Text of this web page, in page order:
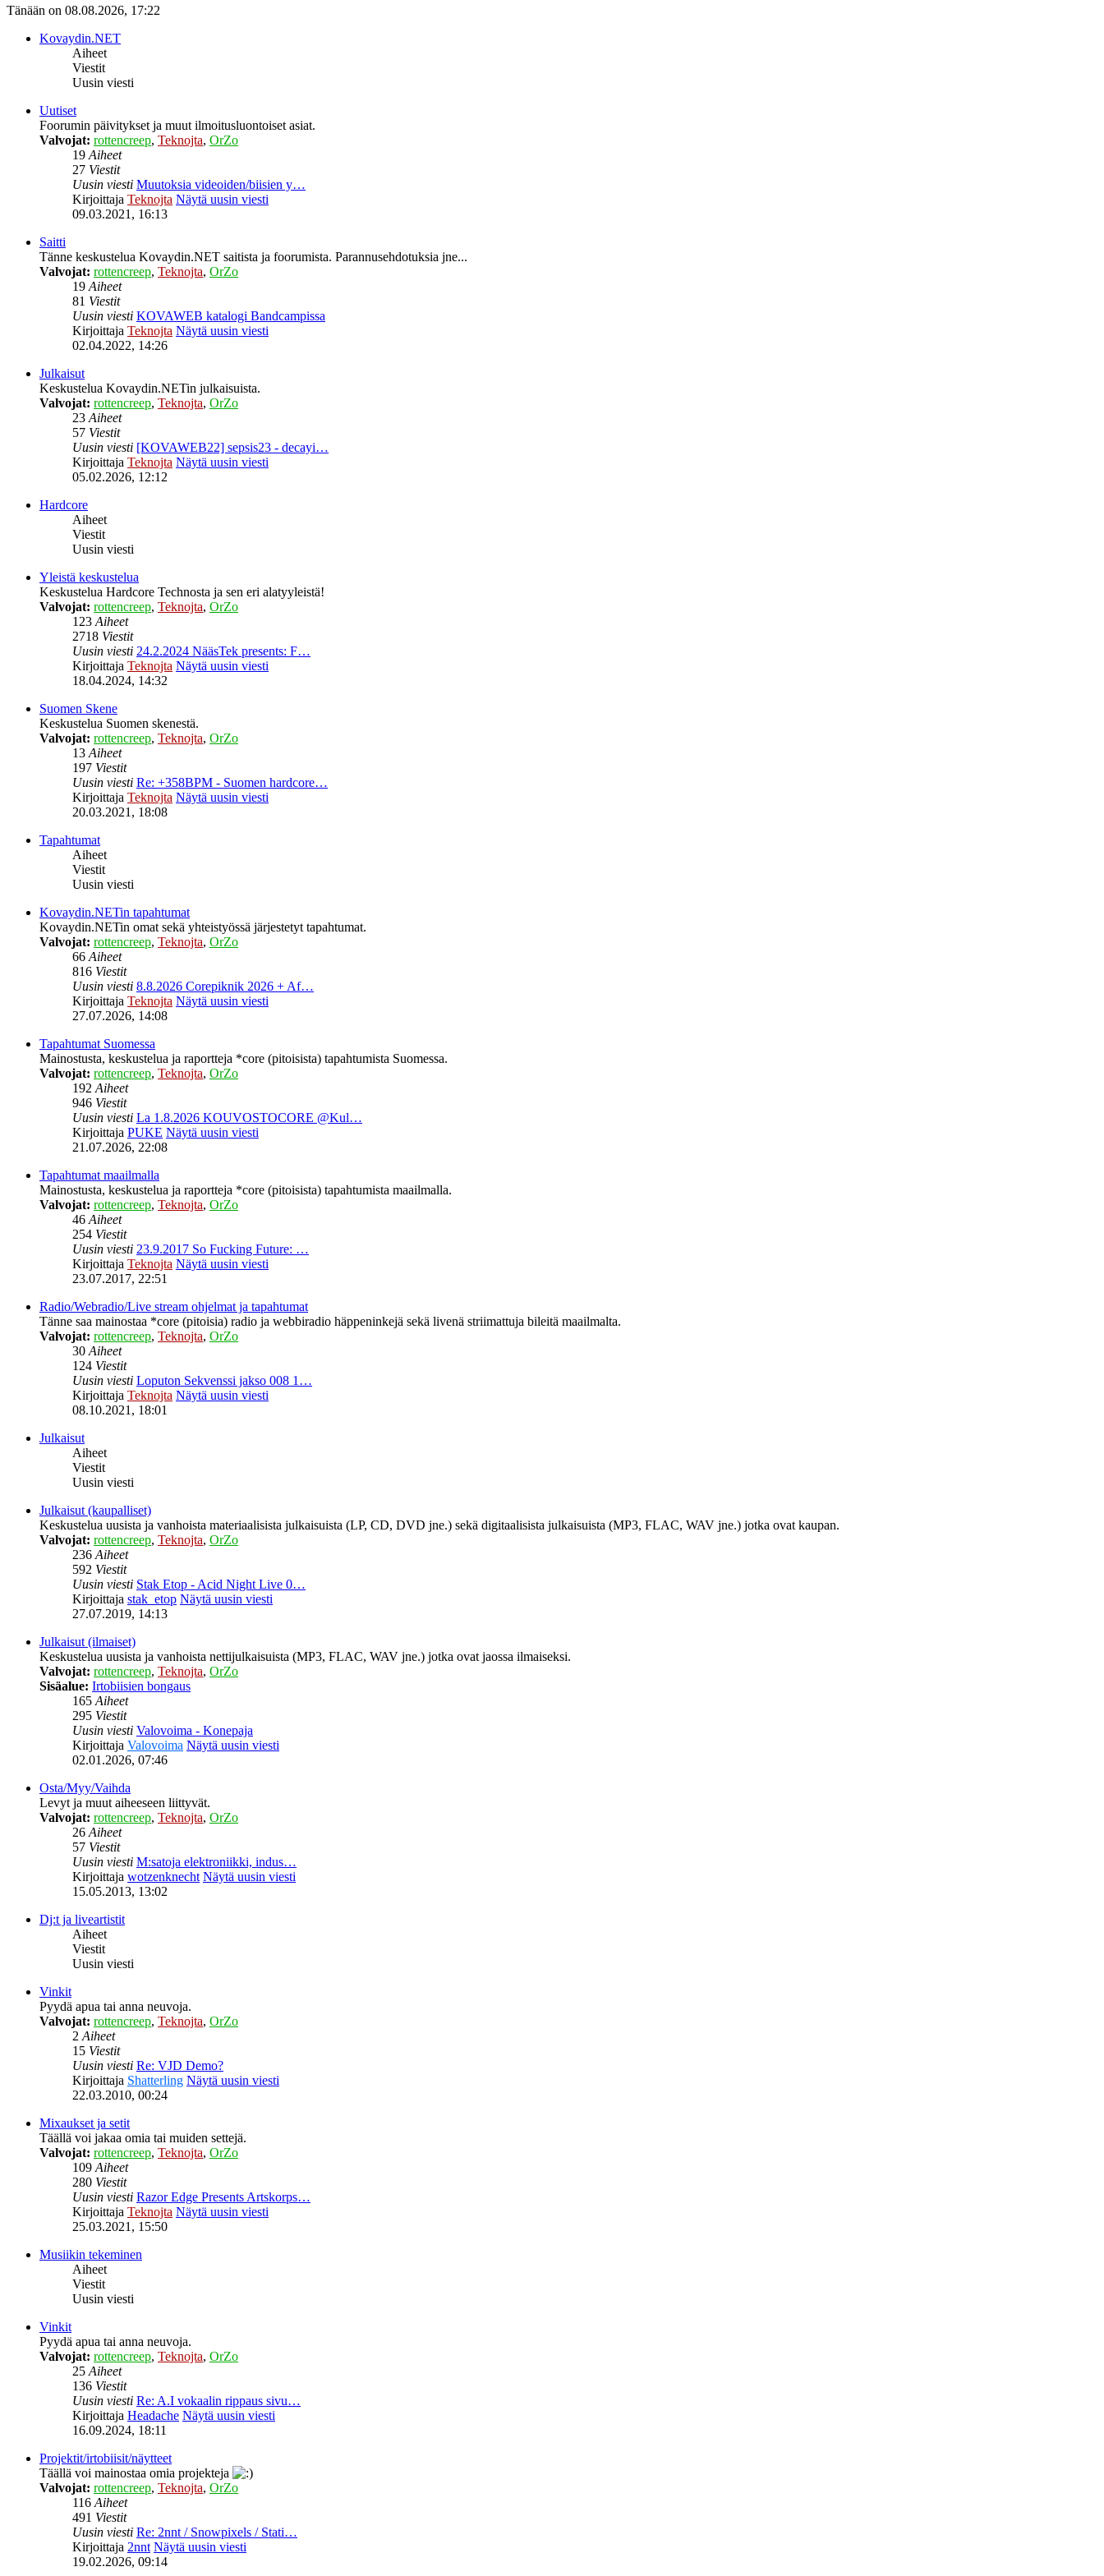
Tänään on 08.08.2026, 17:22
Kovaydin.NET
Aiheet
Viestit
Uusin viesti
Uutiset
Foorumin päivitykset ja muut ilmoitusluontoiset asiat.
Valvojat: rottencreep, Teknojta, OrZo
19Aiheet
27 Viestit
Uusin viesti Muutoksia videoiden/biisien y…
Kirjoittaja Teknojta Näytä uusin viesti
09.03.2021, 16:13
Saitti
Tänne keskustelua Kovaydin.NET saitista ja foorumista. Parannusehdotuksia jne...
Valvojat: rottencreep, Teknojta, OrZo
19Aiheet
81 Viestit
Uusin viesti KOVAWEB katalogi Bandcampissa
Kirjoittaja Teknojta Näytä uusin viesti
02.04.2022, 14:26
Julkaisut
Keskustelua Kovaydin.NETin julkaisuista.
Valvojat: rottencreep, Teknojta, OrZo
23Aiheet
57 Viestit
Uusin viesti [KOVAWEB22] sepsis23 - decayi…
Kirjoittaja Teknojta Näytä uusin viesti
05.02.2026, 12:12
Hardcore
Aiheet
Viestit
Uusin viesti
Yleistä keskustelua
Keskustelua Hardcore Technosta ja sen eri alatyyleistä!
Valvojat: rottencreep, Teknojta, OrZo
123Aiheet
2718 Viestit
Uusin viesti 24.2.2024 NääsTek presents: F…
Kirjoittaja Teknojta Näytä uusin viesti
18.04.2024, 14:32
Suomen Skene
Keskustelua Suomen skenestä.
Valvojat: rottencreep, Teknojta, OrZo
13Aiheet
197 Viestit
Uusin viesti Re: +358BPM - Suomen hardcore…
Kirjoittaja Teknojta Näytä uusin viesti
20.03.2021, 18:08
Tapahtumat
Aiheet
Viestit
Uusin viesti
Kovaydin.NETin tapahtumat
Kovaydin.NETin omat sekä yhteistyössä järjestetyt tapahtumat.
Valvojat: rottencreep, Teknojta, OrZo
66Aiheet
816 Viestit
Uusin viesti 8.8.2026 Corepiknik 2026 + Af…
Kirjoittaja Teknojta Näytä uusin viesti
27.07.2026, 14:08
Tapahtumat Suomessa
Mainostusta, keskustelua ja raportteja *core (pitoisista) tapahtumista Suomessa.
Valvojat: rottencreep, Teknojta, OrZo
192Aiheet
946 Viestit
Uusin viesti La 1.8.2026 KOUVOSTOCORE @Kul…
Kirjoittaja PUKE Näytä uusin viesti
21.07.2026, 22:08
Tapahtumat maailmalla
Mainostusta, keskustelua ja raportteja *core (pitoisista) tapahtumista maailmalla.
Valvojat: rottencreep, Teknojta, OrZo
46Aiheet
254 Viestit
Uusin viesti 23.9.2017 So Fucking Future: …
Kirjoittaja Teknojta Näytä uusin viesti
23.07.2017, 22:51
Radio/Webradio/Live stream ohjelmat ja tapahtumat
Tänne saa mainostaa *core (pitoisia) radio ja webbiradio häppeninkejä sekä livenä striimattuja bileitä maailmalta.
Valvojat: rottencreep, Teknojta, OrZo
30Aiheet
124 Viestit
Uusin viesti Loputon Sekvenssi jakso 008 1…
Kirjoittaja Teknojta Näytä uusin viesti
08.10.2021, 18:01
Julkaisut
Aiheet
Viestit
Uusin viesti
Julkaisut (kaupalliset)
Keskustelua uusista ja vanhoista materiaalisista julkaisuista (LP, CD, DVD jne.) sekä digitaalisista julkaisuista (MP3, FLAC, WAV jne.) jotka ovat kaupan.
Valvojat: rottencreep, Teknojta, OrZo
236Aiheet
592 Viestit
Uusin viesti Stak Etop - Acid Night Live 0…
Kirjoittaja stak_etop Näytä uusin viesti
27.07.2019, 14:13
Julkaisut (ilmaiset)
Keskustelua uusista ja vanhoista nettijulkaisuista (MP3, FLAC, WAV jne.) jotka ovat jaossa ilmaiseksi.
Valvojat: rottencreep, Teknojta, OrZo
Sisäalue: Irtobiisien bongaus
165Aiheet
295 Viestit
Uusin viesti Valovoima - Konepaja
Kirjoittaja Valovoima Näytä uusin viesti
02.01.2026, 07:46
Osta/Myy/Vaihda
Levyt ja muut aiheeseen liittyvät.
Valvojat: rottencreep, Teknojta, OrZo
26Aiheet
57 Viestit
Uusin viesti M:satoja elektroniikki, indus…
Kirjoittaja wotzenknecht Näytä uusin viesti
15.05.2013, 13:02
Dj:t ja liveartistit
Aiheet
Viestit
Uusin viesti
Vinkit
Pyydä apua tai anna neuvoja.
Valvojat: rottencreep, Teknojta, OrZo
2Aiheet
15 Viestit
Uusin viesti Re: VJD Demo?
Kirjoittaja Shatterling Näytä uusin viesti
22.03.2010, 00:24
Mixaukset ja setit
Täällä voi jakaa omia tai muiden settejä.
Valvojat: rottencreep, Teknojta, OrZo
109Aiheet
280 Viestit
Uusin viesti Razor Edge Presents Artskorps…
Kirjoittaja Teknojta Näytä uusin viesti
25.03.2021, 15:50
Musiikin tekeminen
Aiheet
Viestit
Uusin viesti
Vinkit
Pyydä apua tai anna neuvoja.
Valvojat: rottencreep, Teknojta, OrZo
25Aiheet
136 Viestit
Uusin viesti Re: A.I vokaalin rippaus sivu…
Kirjoittaja Headache Näytä uusin viesti
16.09.2024, 18:11
Projektit/irtobiisit/näytteet
Täällä voi mainostaa omia projekteja
Valvojat: rottencreep, Teknojta, OrZo
116Aiheet
491 Viestit
Uusin viesti Re: 2nnt / Snowpixels / Stati…
Kirjoittaja 2nnt Näytä uusin viesti
19.02.2026, 09:14